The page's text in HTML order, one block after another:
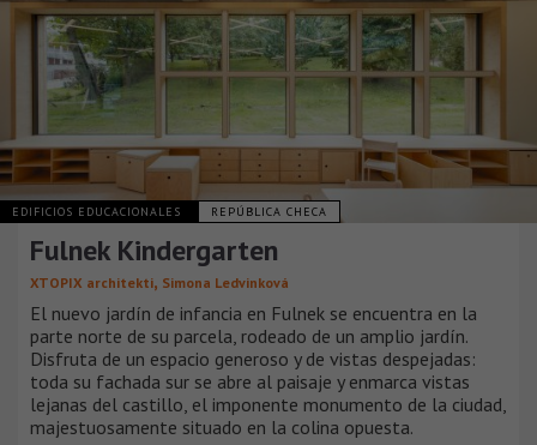
EDIFICIOS EDUCACIONALES REPÚBLICA CHECA
Fulnek Kindergarten
XTOPIX architekti, Simona Ledvinková
El nuevo jardín de infancia en Fulnek se encuentra en la
parte norte de su parcela, rodeado de un amplio jardín.
Disfruta de un espacio generoso y de vistas despejadas:
toda su fachada sur se abre al paisaje y enmarca vistas
lejanas del castillo, el imponente monumento de la ciudad,
majestuosamente situado en la colina opuesta.